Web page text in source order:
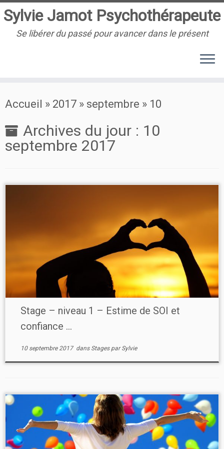
au
contenu
Sylvie Jamot Psychothérapeute
Se libérer du passé pour avancer dans le présent
Accueil » 2017 » septembre » 10
Archives du jour : 10
septembre 2017
Stage – niveau 1 – Estime de SOI et
confiance ...
10 septembre 2017dans Stages parSylvie